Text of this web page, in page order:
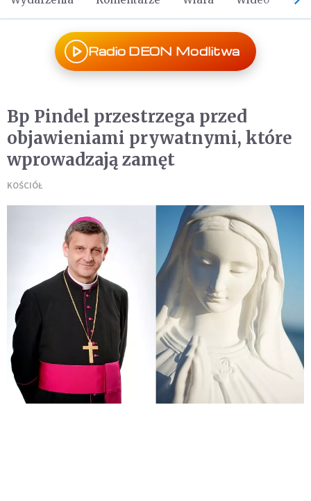
Radio DEON Modlitwa
Bp Pindel przestrzega przed
objawieniami prywatnymi, które
wprowadzają zamęt
KOŚCIÓŁ